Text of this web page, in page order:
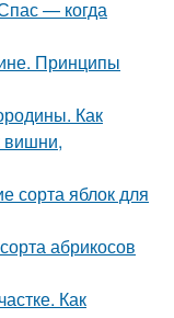
— когда
Принципы
Как
вишни,
сорта яблок для
абрикосов
Как